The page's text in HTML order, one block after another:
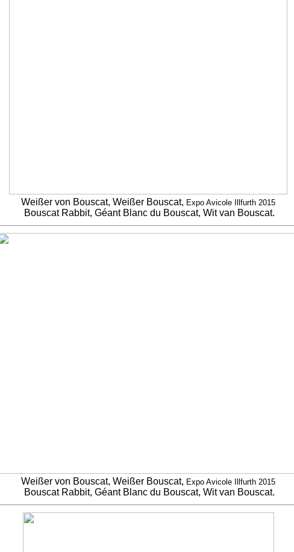
Weißer von Bouscat, Weißer Bouscat, Expo Avicole Illfurth 2015
Bouscat Rabbit, Géant Blanc du Bouscat, Wit van Bouscat.
Weißer von Bouscat, Weißer Bouscat, Expo Avicole Illfurth 2015
Bouscat Rabbit, Géant Blanc du Bouscat, Wit van Bouscat.